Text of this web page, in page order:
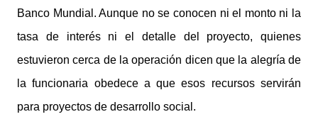
Banco Mundial. Aunque no se conocen ni el monto ni la
tasa de interés ni el detalle del proyecto, quienes
estuvieron cerca de la operación dicen que la alegría de
la funcionaria obedece a que esos recursos servirán
para proyectos de desarrollo social.